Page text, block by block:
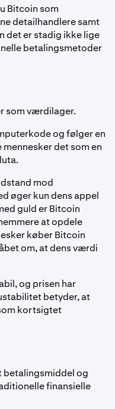
Bitcoin som
detailhandlere samt
det er stadig ikke lige
betalingsmetoder
som værdilager.
og følger en
det som en
mod
øger kun dens appel
guld er Bitcoin
at opdele
køber Bitcoin
om, at dens værdi
og prisen har
betyder, at
kortsigtet
betalingsmiddel og
finansielle